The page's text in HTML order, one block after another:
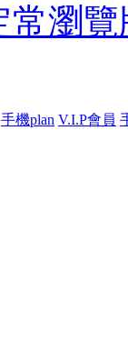
常瀏
手機plan V.I.P會員